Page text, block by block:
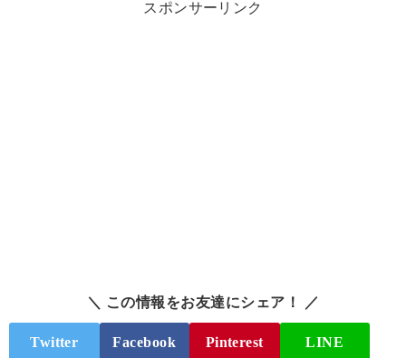
スポンサーリンク
＼ この情報をお友達にシェア！ ／
Twitter Facebook Pinterest LINE